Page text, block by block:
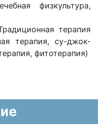
физкультура,
терапия
терапия, су-джок-
фитотерапия)